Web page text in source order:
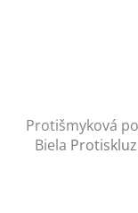
Protišmyková
Biela